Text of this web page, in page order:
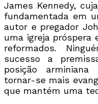
James Kennedy,
fundamentada em
autor e pregador
uma igreja próspera
reformados.
sucesso a
posição
tornar-se mais
que mantém uma